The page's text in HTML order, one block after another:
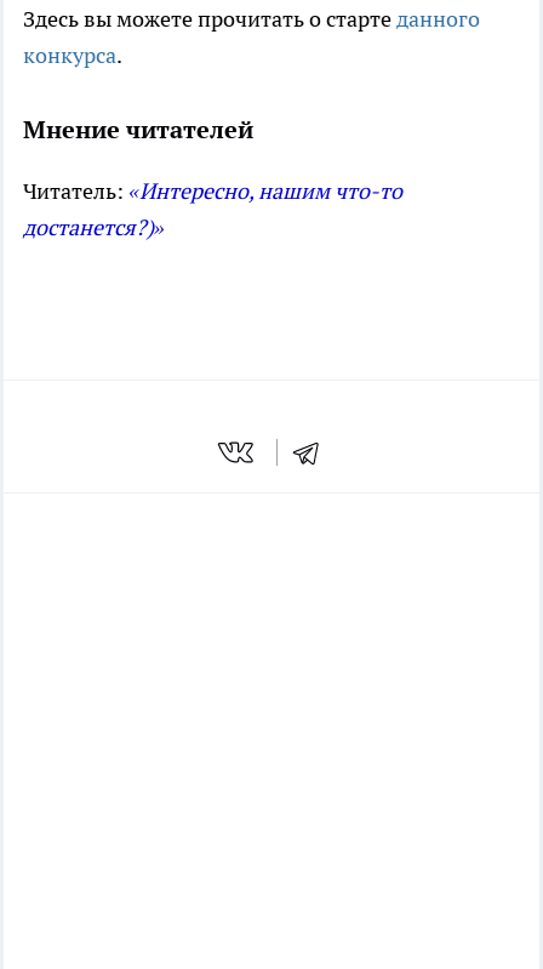
Здесь вы можете прочитать о стартеданного
конкурса.
Мнение читателей
Читатель: «Интересно, нашим что-то
достанется?)»